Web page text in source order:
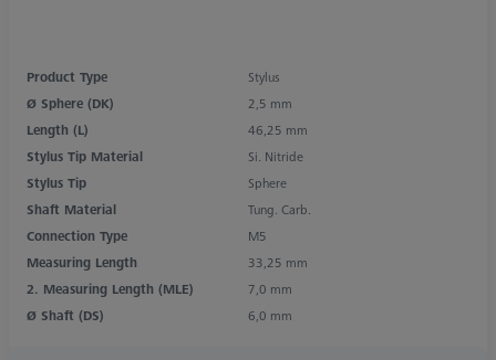
Product Type
Stylus
Ø Sphere (DK)
2,5 mm
Length (L)
46,25 mm
Stylus Tip Material
Si. Nitride
Stylus Tip
Sphere
Shaft Material
Tung. Carb.
Connection Type
M5
Measuring Length
33,25 mm
2. Measuring Length (MLE)
7,0 mm
Ø Shaft (DS)
6,0 mm